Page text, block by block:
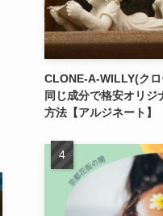
CLONE-A-WILLY(クロ
同じ成分で格安オリジ
方法【アルジネート】